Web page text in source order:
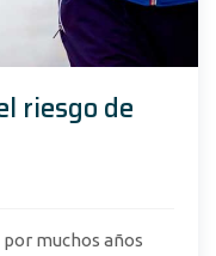
riesgo de
por muchos años